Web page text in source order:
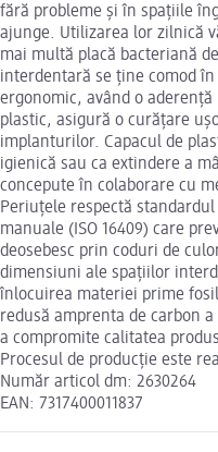
fără probleme și în spațiile
ajunge. Utilizarea lor zilnică
mai multă placă bacteriană
interdentară se ține comod
ergonomic, având o
plastic, asigură o curățare
implanturilor. Capacul de
igienică sau ca extindere a
concepute în colaborare cu
Periuțele respectă
manuale (ISO 16409) care
deosebesc prin coduri de
dimensiuni ale spațiilor
înlocuirea materiei prime
redusă amprenta de carbon
a compromite calitatea
Procesul de producție este
Număr articol dm: 2630264
EAN: 7317400011837